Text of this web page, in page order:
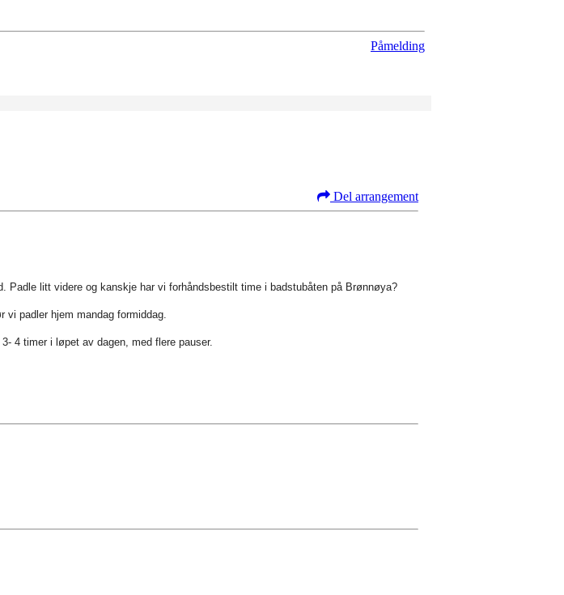
Påmelding
Del arrangement
Padle litt videre og kanskje har vi forhåndsbestilt time i badstubåten på Brønnøya?
padler hjem mandag formiddag.
4 timer i løpet av dagen, med flere pauser.